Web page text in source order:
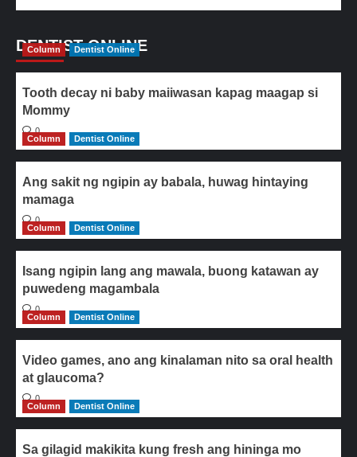
DENTIST ONLINE
Column Dentist Online
Tooth decay ni baby maiiwasan kapag maagap si
Mommy
0
Column
Dentist Online
Ang sakit ng ngipin ay babala, huwag hintaying
mamaga
0
Column
Dentist Online
Isang ngipin lang ang mawala, buong katawan ay
puwedeng magambala
0
Column
Dentist Online
Video games, ano ang kinalaman nito sa oral health
at glaucoma?
0
Column
Dentist Online
Sa gilagid makikita kung fresh ang hininga mo